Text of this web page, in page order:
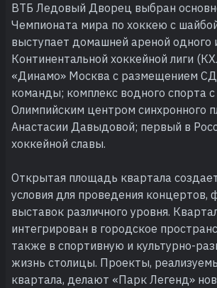
ВТБ Ледовый Дворец выбран
Чемпионата мира по хоккею с
выступает домашней ареной одного
Континентальной хоккейной лиги
«Динамо» Москва с размещением
команды; комплекс водного спорта
Олимпийским центром синхронного
Анастасии Давыдовой; первый в
хоккейной славы.
Открытая площадь квартала
условия для проведения концертов,
выставок различного уровня.
интегрирован в городское
также в спортивную и культурно-
жизнь столицы. Проекты,
квартала, делают «Парк Легенд»